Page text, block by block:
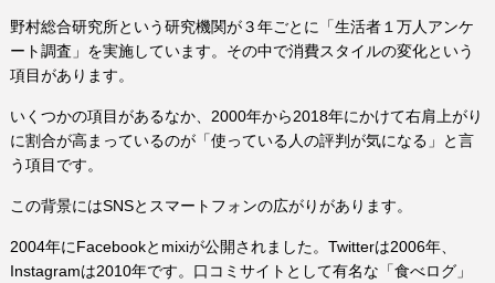
野村総合研究所という研究機関が３年ごとに「生活者１万人アンケ
ート調査」を実施しています。その中で消費スタイルの変化という
項目があります。
いくつかの項目があるなか、 2000年から2018年にかけて右肩上がり
に割合が高まっているのが「使っている人の評判が気になる」と言
う項目です。
この背景にはSNSとスマートフォンの広がりがあります。
2004年にFacebookと mixiが公開されました。 Twitterは2006年、
Instagramは2010年です。口コミサイトとして有名な「食べログ」